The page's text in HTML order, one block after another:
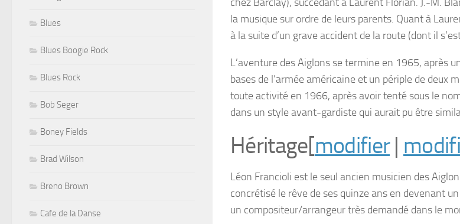
la musique sur ordre de leurs parents. Quant à
à la suite d’un grave accident de la route (dont il
L’aventure des Aiglons se termine en 1965, après
bases de l’armée américaine et un périple de deux
toute activité en 1966, après avoir tenté sous le
dans un style avant-gardiste qui aurait pu être
Héritage[modifier|
Léon Francioli est le seul ancien musicien des
concrétisé le rêve de ses quinze ans en devenant
un compositeur/arrangeur très demandé dans le
Blues
Blues Boogie Rock
Blues Rock
Bob Seger
Boney Fields
Brad Wilson
Breno Brown
Cafe de la Danse